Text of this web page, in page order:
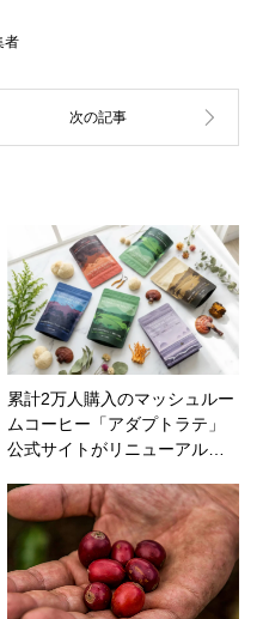
者
累計2万人購入のマッシュルー
ムコーヒー「アダプトラテ」
公式サイトがリニューアル…